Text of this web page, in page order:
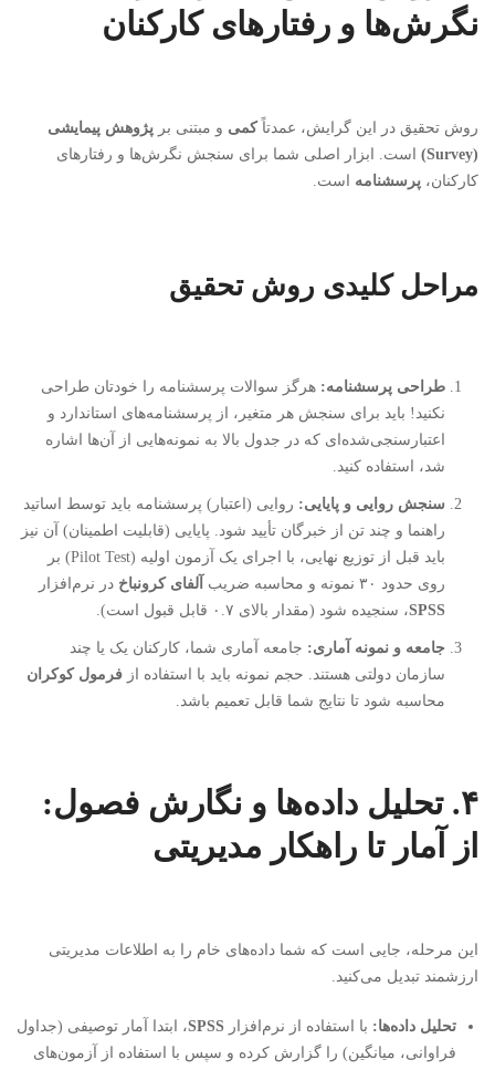
نگرش‌ها و رفتارهای کارکنان
روش تحقیق در این گرایش، عمدتاً کمی و مبتنی بر پژوهش پیمایشی
(Survey)
است. ابزار اصلی شما برای سنجش نگرش‌ها و رفتارهای
کارکنان، پرسشنامه است.
مراحل کلیدی روش تحقیق
طراحی پرسشنامه: هرگز سوالات پرسشنامه را خودتان طراحی
نکنید! باید برای سنجش هر متغیر، از پرسشنامه‌های استاندارد و
اعتبارسنجی‌شده‌ای که در جدول بالا به نمونه‌هایی از آن‌ها اشاره
شد، استفاده کنید.
سنجش روایی و پایایی: روایی (اعتبار) پرسشنامه باید توسط اساتید
راهنما و چند تن از خبرگان تأیید شود. پایایی (قابلیت اطمینان) آن نیز
باید قبل از توزیع نهایی، با اجرای یک آزمون اولیه (Pilot Test) بر
روی حدود ۳۰ نمونه و محاسبه ضریب
آلفای کرونباخ در نرم‌افزار
SPSS، سنجیده شود (مقدار بالای ۰.۷ قابل قبول است).
جامعه و نمونه آماری: جامعه آماری شما، کارکنان یک یا چند
سازمان دولتی هستند. حجم نمونه باید با استفاده از فرمول کوکران
محاسبه شود تا نتایج شما قابل تعمیم باشد.
۴. تحلیل داده‌ها و نگارش فصول:
از آمار تا راهکار مدیریتی
این مرحله، جایی است که شما داده‌های خام را به اطلاعات مدیریتی
ارزشمند تبدیل می‌کنید.
تحلیل داده‌ها: با استفاده از نرم‌افزار SPSS، ابتدا آمار توصیفی (جداول
فراوانی، میانگین) را گزارش کرده و سپس با استفاده از آزمون‌های